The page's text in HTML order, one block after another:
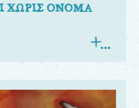
ΧΩΡΙΣ ΟΝΟΜΑ